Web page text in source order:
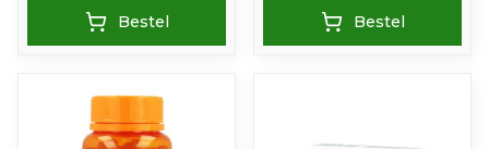
Bestel Bestel